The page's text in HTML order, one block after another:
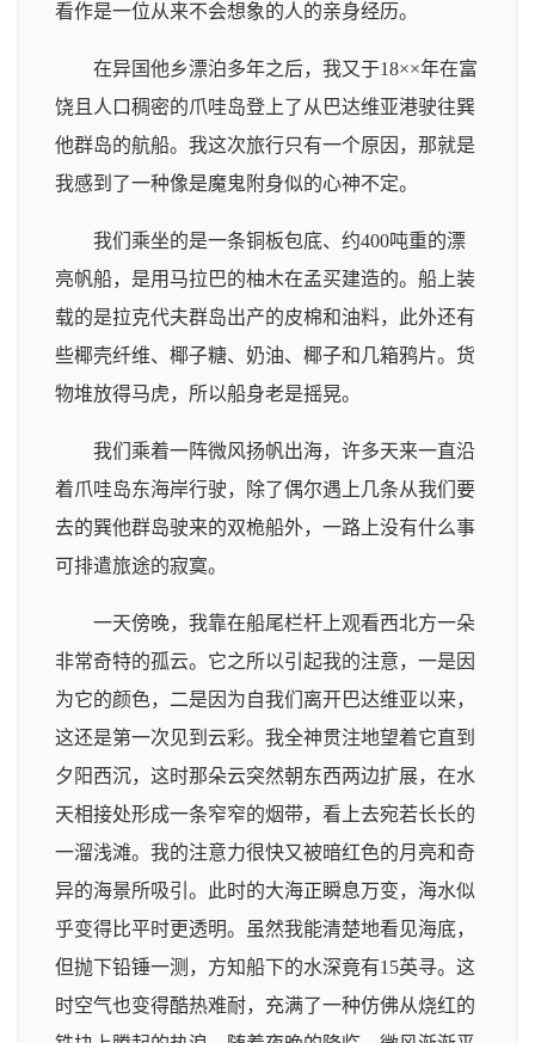
看作是一位从来不会想象的人的亲身经历。
在异国他乡漂泊多年之后，我又于18××年在富
饶且人口稠密的爪哇岛登上了从巴达维亚港驶往巽
他群岛的航船。我这次旅行只有一个原因，那就是
我感到了一种像是魔鬼附身似的心神不定。
我们乘坐的是一条铜板包底、约400吨重的漂
亮帆船，是用马拉巴的柚木在孟买建造的。船上装
载的是拉克代夫群岛出产的皮棉和油料，此外还有
些椰壳纤维、椰子糖、奶油、椰子和几箱鸦片。货
物堆放得马虎，所以船身老是摇晃。
我们乘着一阵微风扬帆出海，许多天来一直沿
着爪哇岛东海岸行驶，除了偶尔遇上几条从我们要
去的巽他群岛驶来的双桅船外，一路上没有什么事
可排遣旅途的寂寞。
一天傍晚，我靠在船尾栏杆上观看西北方一朵
非常奇特的孤云。它之所以引起我的注意，一是因
为它的颜色，二是因为自我们离开巴达维亚以来，
这还是第一次见到云彩。我全神贯注地望着它直到
夕阳西沉，这时那朵云突然朝东西两边扩展，在水
天相接处形成一条窄窄的烟带，看上去宛若长长的
一溜浅滩。我的注意力很快又被暗红色的月亮和奇
异的海景所吸引。此时的大海正瞬息万变，海水似
乎变得比平时更透明。虽然我能清楚地看见海底，
但抛下铅锤一测，方知船下的水深竟有15英寻。这
时空气也变得酷热难耐，充满了一种仿佛从烧红的